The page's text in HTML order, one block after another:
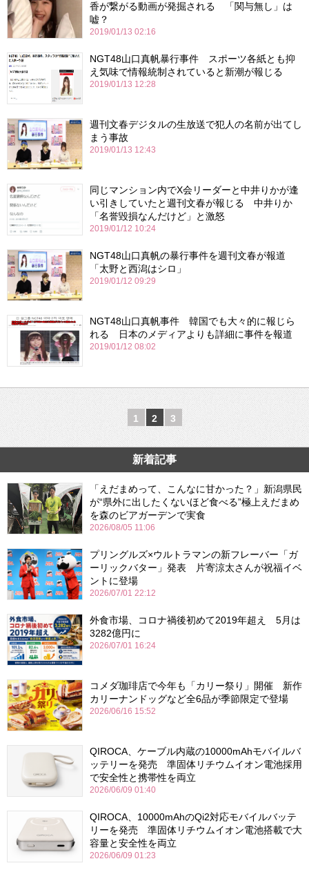
香が繋がる動画が発掘される 「関与無し」は
嘘？
2019/01/13 02:16
NGT48山口真帆暴行事件 スポーツ各紙とも抑
え気味で情報統制されていると新潮が報じる
2019/01/13 12:28
週刊文春デジタルの生放送で犯人の名前が出てし
まう事故
2019/01/13 12:43
同じマンション内でX会リーダーと中井りかが逢
い引きしていたと週刊文春が報じる 中井りか
「名誉毀損なんだけど」と激怒
2019/01/12 10:24
NGT48山口真帆の暴行事件を週刊文春が報道
「太野と西潟はシロ」
2019/01/12 09:29
NGT48山口真帆事件 韓国でも大々的に報じら
れる 日本のメディアよりも詳細に事件を報道
2019/01/12 08:02
1 2 3
新着記事
「えだまめって、こんなに甘かった？」新潟県民
が“県外に出したくないほど食べる”極上えだまめ
を森のビアガーデンで実食
2026/08/05 11:06
プリングルズ×ウルトラマンの新フレーバー「ガ
ーリックバター」発表 片寄涼太さんが祝福イベ
ントに登場
2026/07/01 22:12
外食市場、コロナ禍後初めて2019年超え 5月は
3282億円に
2026/07/01 16:24
コメダ珈琲店で今年も「カリー祭り」開催 新作
カリーナンドッグなど全6品が季節限定で登場
2026/06/16 15:52
QIROCA、ケーブル内蔵の10000mAhモバイルバ
ッテリーを発売 準固体リチウムイオン電池採用
で安全性と携帯性を両立
2026/06/09 01:40
QIROCA、10000mAhのQi2対応モバイルバッテ
リーを発売 準固体リチウムイオン電池搭載で大
容量と安全性を両立
2026/06/09 01:23